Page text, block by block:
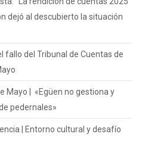
dejó al descubierto la situación
fallo del Tribunal de Cuentas de
Mayo | «Egüen no gestiona y
pedernales»
| Entorno cultural y desafío